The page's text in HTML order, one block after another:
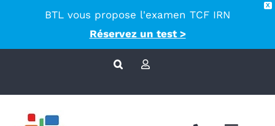
X
BTL vous propose l'examen TCF IRN
Réservez un test >